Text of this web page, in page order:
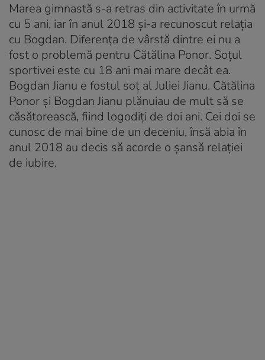
Marea gimnastă s-a retras din activitate în urmă
cu 5 ani, iar în anul 2018 și-a recunoscut relația
cu Bogdan. Diferența de vârstă dintre ei nu a
fost o problemă pentru Cătălina Ponor. Soțul
sportivei este cu 18 ani mai mare decât ea.
Bogdan Jianu e fostul soț al Juliei Jianu. Cătălina
Ponor și Bogdan Jianu plănuiau de mult să se
căsătorească, fiind logodiți de doi ani. Cei doi se
cunosc de mai bine de un deceniu, însă abia în
anul 2018 au decis să acorde o șansă relației
de iubire.